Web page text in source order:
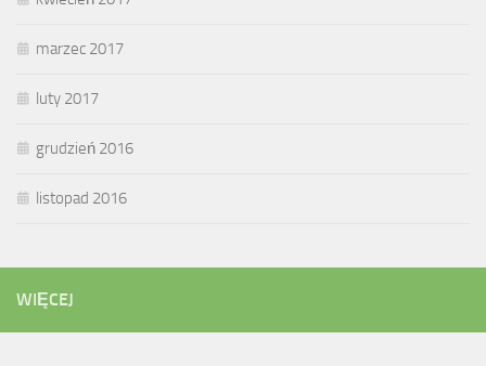
marzec 2017
luty 2017
grudzień 2016
listopad 2016
WIĘCEJ